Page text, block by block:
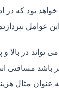
بود که در
عوامل
تواند در بالا و
باشد مسافتی
عنوان مثال